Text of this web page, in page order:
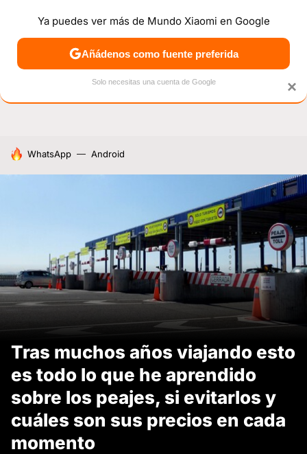
NOTICIAS MÓVILES TUTORIALES OFERTAS
HOY SE HABLA DE
WhatsApp Android
Tras muchos años viajando esto
es todo lo que he aprendido
sobre los peajes, si evitarlos y
cuáles son sus precios en cada
momento
×
Ya puedes ver más de Mundo Xiaomi en Google
Añádenos como fuente preferida
Solo necesitas una cuenta de Google